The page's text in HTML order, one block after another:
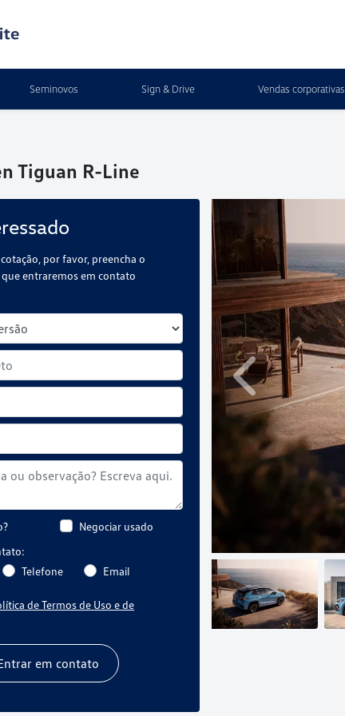
Seminovos Sign & Drive Vendas corporativas
Tiguan R-Line
por favor, preencha o
entraremos em contato
Negociar usado
Telefone Email
de Termos de Uso e de
em contato
Anterior